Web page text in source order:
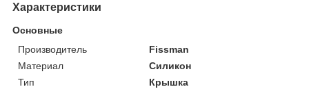
Характеристики
Основные
Производитель
Fissman
Материал
Силикон
Тип
Крышка